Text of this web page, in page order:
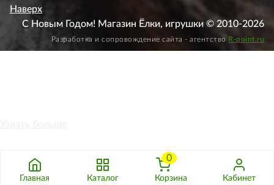
Наверх
С Новым Годом! Магазин Ёлки, игрушки © 2010-2026
Разработка и сопровождение сайта - агентство R-point.ru
Главная Каталог
0
Корзина Кабинет
Минимальные
Аналитические/Функциональные
Принять
Настроить